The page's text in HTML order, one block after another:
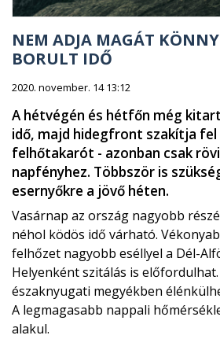
NEM ADJA MAGÁT
BORULT IDŐ
2020. november. 14 13:12
A hétvégén és hétfőn még
idő, majd hidegfront szakítja
felhőtakarót - azonban csak
napfényhez. Többször is
esernyőkre a jövő héten.
Vasárnap az ország nagyobb
néhol ködös idő várható.
felhőzet nagyobb eséllyel a Dél-
Helyenként szitálás is előfordulhat.
északnyugati megyékben
A legmagasabb nappali
alakul.